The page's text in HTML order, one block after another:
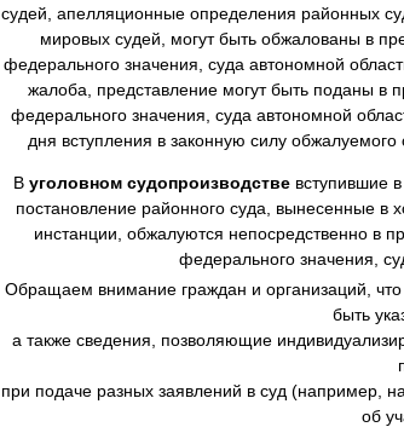
судей, апелляционные определения районных
мировых судей, могут быть обжалованы в
федерального значения, суда автономной
жалоба, представление могут быть поданы в
федерального значения, суда автономной
дня вступления в законную силу
В уголовном судопроизводстве вступившие
постановление районного суда, вынесенные в
инстанции, обжалуются непосредственно в
федерального значения,
Обращаем внимание граждан и организаций,
быть
а также сведения, позволяющие
при подаче разных заявлений в суд (например,
об